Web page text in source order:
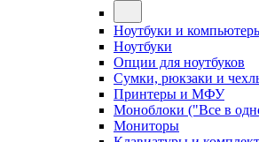
Ноутбуки и
Ноутбуки
Опции для ноутбуков
Сумки, рюкзаки и
Принтеры и МФУ
Моноблоки ("Все в
Мониторы